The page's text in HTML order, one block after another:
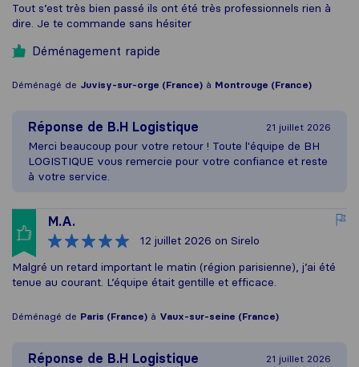
Tout s’est très bien passé ils ont été très professionnels rien à
dire. Je te commande sans hésiter
Déménagement rapide
Déménagé de Juvisy-sur-orge (France) à Montrouge (France)
Réponse de B.H Logistique 21 juillet 2026
Merci beaucoup pour votre retour ! Toute l'équipe de BH
LOGISTIQUE vous remercie pour votre confiance et reste
à votre service.
M.A.
12 juillet 2026 on Sirelo
Malgré un retard important le matin (région parisienne), j’ai été
tenue au courant. L’équipe était gentille et efficace.
Déménagé de Paris (France) à Vaux-sur-seine (France)
Réponse de B.H Logistique 21 juillet 2026